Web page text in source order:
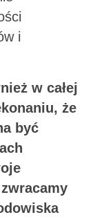
i
w całej
że
być